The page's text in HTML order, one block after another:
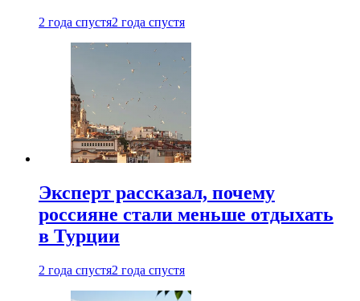
2 года спустя2 года спустя
Эксперт рассказал, почему
россияне стали меньше отдыхать
в Турции
2 года спустя2 года спустя